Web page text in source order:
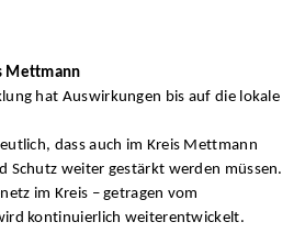
Mettmann
hat Auswirkungen bis auf die lokale
dass auch im Kreis Mettmann
Schutz weiter gestärkt werden müssen.
im Kreis – getragen vom
kontinuierlich weiterentwickelt.